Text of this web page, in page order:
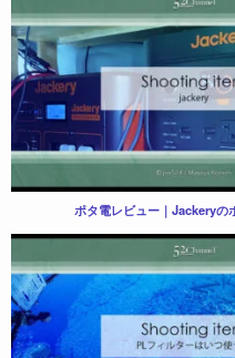
ポタ電レビュー｜Jackeryの